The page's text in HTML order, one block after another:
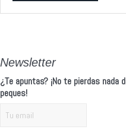
Newsletter
¿Te apuntas? ¡No te pierdas nada
peques!